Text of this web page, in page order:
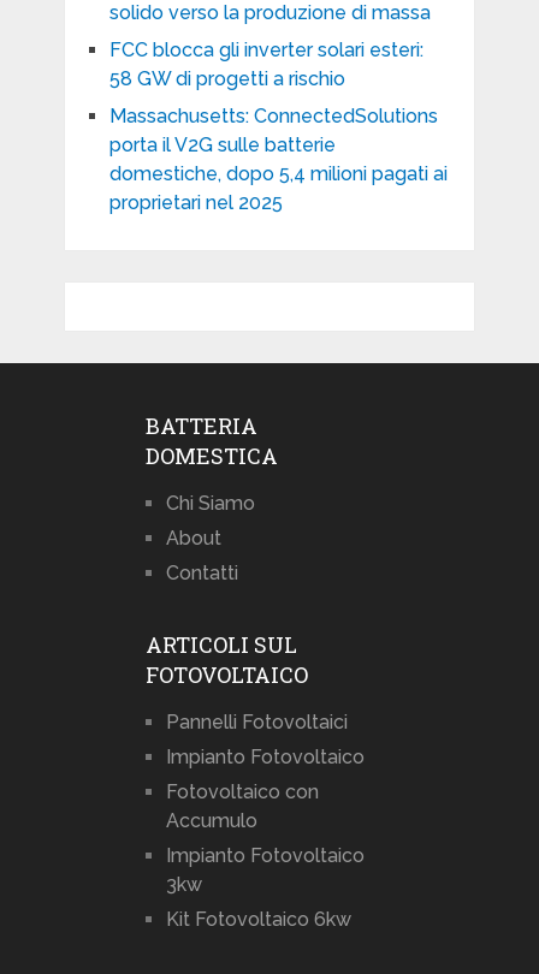
solido verso la produzione di massa
FCC blocca gli inverter solari esteri:
58 GW di progetti a rischio
Massachusetts: ConnectedSolutions
porta il V2G sulle batterie
domestiche, dopo 5,4 milioni pagati ai
proprietari nel 2025
BATTERIA
DOMESTICA
Chi Siamo
About
Contatti
ARTICOLI SUL
FOTOVOLTAICO
Pannelli Fotovoltaici
Impianto Fotovoltaico
Fotovoltaico con
Accumulo
Impianto Fotovoltaico
3kw
Kit Fotovoltaico 6kw